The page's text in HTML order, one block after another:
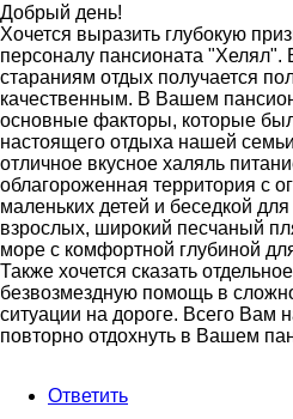
Добрый день!
Хочется выразить глубокую
персоналу пансионата
стараниям отдых получается
качественным. В Вашем
основные факторы, которые
настоящего отдыха нашей
отличное вкусное халяль
облагороженная территория с
маленьких детей и беседкой
взрослых, широкий песчаный
море с комфортной глубиной
Также хочется сказать
безвозмездную помощь в
ситуации на дороге. Всего Вам
повторно отдохнуть в Вашем
Ответить